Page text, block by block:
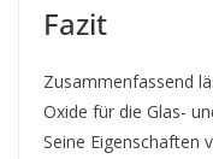
Fazit
Zusammenfassend
Oxide für die Glas-
Seine Eigenschaften